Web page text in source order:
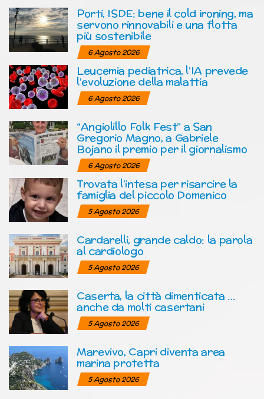
Porti, ISDE: bene il cold ironing, ma
servono rinnovabili e una flotta
più sostenibile
6 Agosto 2026
Leucemia pediatrica, l’IA prevede
l’evoluzione della malattia
6 Agosto 2026
“Angiolillo Folk Fest” a San
Gregorio Magno, a Gabriele
Bojano il premio per il giornalismo
6 Agosto 2026
Trovata l’intesa per risarcire la
famiglia del piccolo Domenico
5 Agosto 2026
Cardarelli, grande caldo: la parola
al cardiologo
5 Agosto 2026
Caserta, la città dimenticata …
anche da molti casertani
5 Agosto 2026
Marevivo, Capri diventa area
marina protetta
5 Agosto 2026